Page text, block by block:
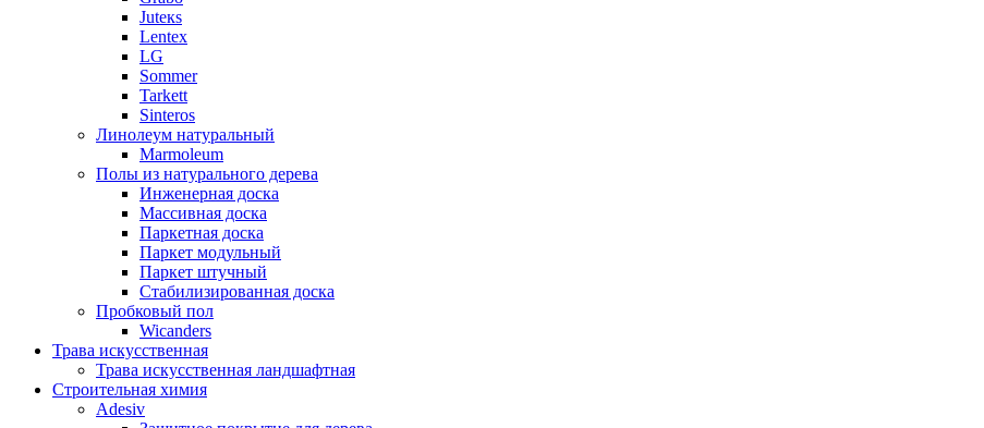
Juteкs
Lentex
LG
Sommer
Tarkett
Sinteros
Линолеум натуральный
Marmoleum
Полы из натурального дерева
Инженерная доска
Массивная доска
Паркетная доска
Паркет модульный
Паркет штучный
Стабилизированная доска
Пробковый пол
Wicanders
Трава искусственная
Трава искусственная ландшафтная
Строительная химия
Adesiv